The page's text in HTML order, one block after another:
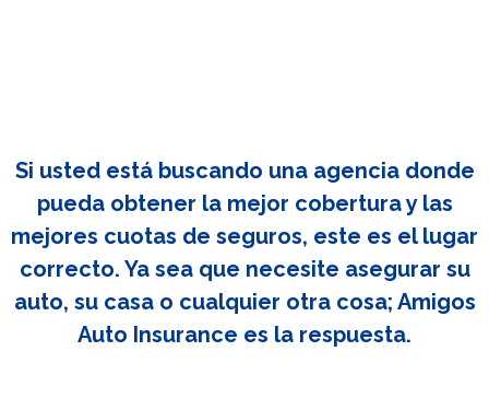
Si usted está buscando una agencia donde
pueda obtener la mejor cobertura y las
mejores cuotas de seguros, este es el lugar
correcto. Ya sea que necesite asegurar su
auto, su casa o cualquier otra cosa; Amigos
Auto Insurance es la respuesta.